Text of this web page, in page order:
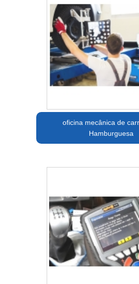
oficina mecânica de
Hamburguesa